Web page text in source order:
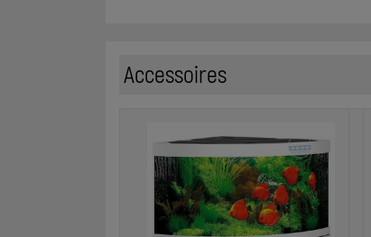
Accessoires